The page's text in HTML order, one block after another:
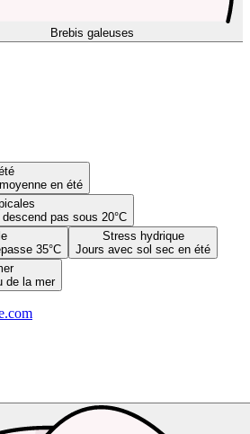
Brebis galeuses
en été
pas sous 20°C
35°C
Stress hydrique
Jours avec sol sec en été
de la mer